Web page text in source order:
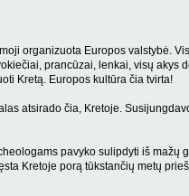
organizuota Europos valstybė.
prancūzai, lenkai, visų
Kretą. Europos kultūra čia tvirta!
atsirado čia, Kretoje.
pavyko sulipdyti iš
Kretoje porą tūkstančių metų